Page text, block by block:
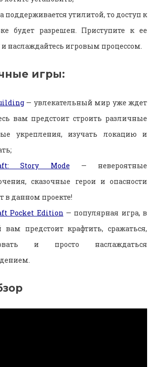
поддерживается утилитой, то доступ к
будет разрешен. Приступите к ее
и наслаждайтесь игровым процессом.
игры:
— увлекательный мир уже ждет
вам предстоит строить различные
укрепления, изучать локацию и
Story Mode — невероятные
сказочные герои и опасности
в данном проекте!
Pocket Edition — популярная игра, в
вам предстоит крафтить, сражаться,
и просто наслаждаться